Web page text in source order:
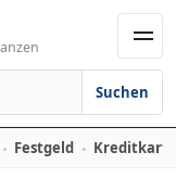
Suchen
Festgeld